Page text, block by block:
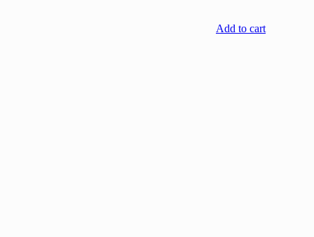
Add to cart